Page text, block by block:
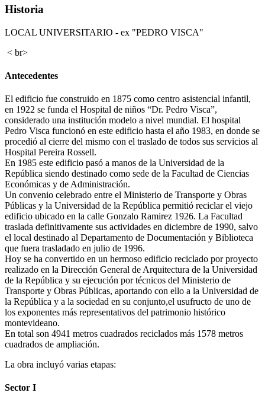
Historia
LOCAL UNIVERSITARIO - ex "PEDRO VISCA"
< br>
Antecedentes
El edificio fue construido en 1875 como centro asistencial infantil,
en 1922 se funda el Hospital de niños “Dr. Pedro Visca”,
considerado una institución modelo a nivel mundial. El hospital
Pedro Visca funcionó en este edificio hasta el año 1983, en donde se
procedió al cierre del mismo con el traslado de todos sus servicios al
Hospital Pereira Rossell.
En 1985 este edificio pasó a manos de la Universidad de la
República siendo destinado como sede de la Facultad de Ciencias
Económicas y de Administración.
Un convenio celebrado entre el Ministerio de Transporte y Obras
Públicas y la Universidad de la República permitió reciclar el viejo
edificio ubicado en la calle Gonzalo Ramirez 1926. La Facultad
traslada definitivamente sus actividades en diciembre de 1990, salvo
el local destinado al Departamento de Documentación y Biblioteca
que fuera trasladado en julio de 1996.
Hoy se ha convertido en un hermoso edificio reciclado por proyecto
realizado en la Dirección General de Arquitectura de la Universidad
de la República y su ejecución por técnicos del Ministerio de
Transporte y Obras Públicas, aportando con ello a la Universidad de
la República y a la sociedad en su conjunto,el usufructo de uno de
los exponentes más representativos del patrimonio histórico
montevideano.
En total son 4941 metros cuadrados reciclados más 1578 metros
cuadrados de ampliación.
La obra incluyó varias etapas:
Sector I